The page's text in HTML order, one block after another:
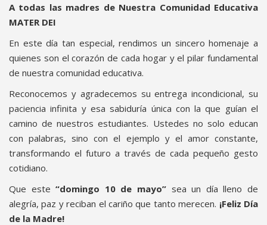
A todas las madres de Nuestra Comunidad Educativa
MATER DEI
En este día tan especial, rendimos un sincero homenaje a
quienes son el corazón de cada hogar y el pilar fundamental
de nuestra comunidad educativa.
Reconocemos y agradecemos su entrega incondicional, su
paciencia infinita y esa sabiduría única con la que guían el
camino de nuestros estudiantes. Ustedes no solo educan
con palabras, sino con el ejemplo y el amor constante,
transformando el futuro a través de cada pequeño gesto
cotidiano.
Que este“domingo 10 de mayo” sea un día lleno de
alegría, paz y reciban el cariño que tanto merecen. ¡Feliz Día
de la Madre!